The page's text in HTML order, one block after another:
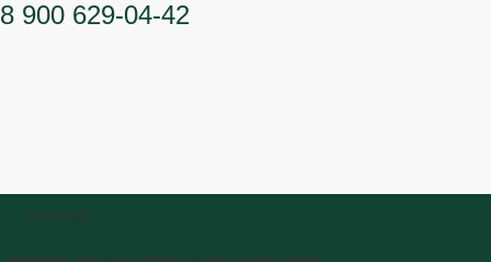
8 900 629-04-42
КАТАЛОГ